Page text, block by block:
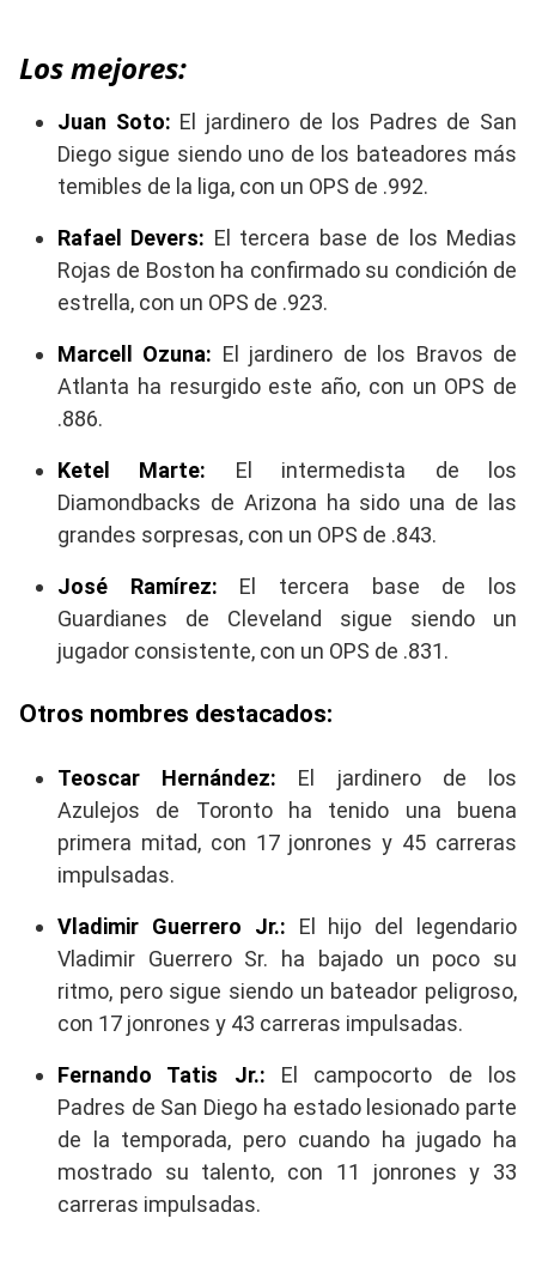
Los mejores:
Juan Soto: El jardinero de los Padres de San
Diego sigue siendo uno de los bateadores más
temibles de la liga, con un OPS de .992.
Rafael Devers: El tercera base de los Medias
Rojas de Boston ha confirmado su condición de
estrella, con un OPS de .923.
Marcell Ozuna: El jardinero de los Bravos de
Atlanta ha resurgido este año, con un OPS de
.886.
Ketel Marte: El intermedista de los
Diamondbacks de Arizona ha sido una de las
grandes sorpresas, con un OPS de .843.
José Ramírez: El tercera base de los
Guardianes de Cleveland sigue siendo un
jugador consistente, con un OPS de .831.
Otros nombres destacados:
Teoscar Hernández: El jardinero de los
Azulejos de Toronto ha tenido una buena
primera mitad, con 17 jonrones y 45 carreras
impulsadas.
Vladimir Guerrero Jr.: El hijo del legendario
Vladimir Guerrero Sr. ha bajado un poco su
ritmo, pero sigue siendo un bateador peligroso,
con 17 jonrones y 43 carreras impulsadas.
Fernando Tatis Jr.: El campocorto de los
Padres de San Diego ha estado lesionado parte
de la temporada, pero cuando ha jugado ha
mostrado su talento, con 11 jonrones y 33
carreras impulsadas.